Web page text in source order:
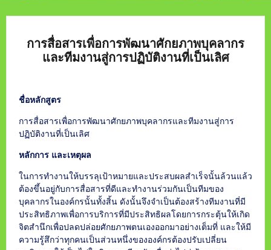
การสื่อสารเพื่อการพัฒนาศักยภาพบุคลากร
และทีมงานสู่การปฏิบัติงานที่เป็นเลิศ
ชื่อหลักสูตร
การสื่อสารเพื่อการพัฒนาศักยภาพบุคลากรและทีมงานสู่การ
ปฏิบัติงานที่เป็นเลิศ
หลักการ และเหตุผล
ในการทำงานให้บรรลุเป้าหมายและประสบผลสำเร็จนั้นล้วนแล้ว
ต้องขึ้นอยู่กับการสื่อสารที่ดีและทำงานร่วมกันเป็นทีมของ
บุคลากรในองค์กรนั้นทั้งสิ้น ดังนั้นจึงจำเป็นต้องสร้างทีมงานที่มี
ประสิทธิภาพเพื่อการบริการที่มีประสิทธิผลโดยการกระตุ้นให้เกิด
จิตสำนึกเพื่อปลดปล่อยศักยภาพตนเองออกมาอย่างเต็มที่ และให้มี
ความรู้สึกว่าทุกคนเป็นส่วนหนึ่งขององค์กรต้องปรับเปลี่ยน